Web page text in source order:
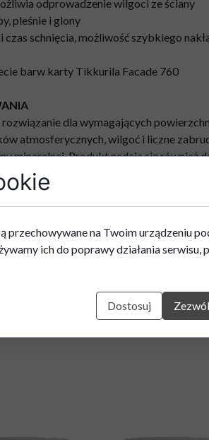
odprowadzenie wilgoci ze ściany
pleśnie i glony
czas schnięcia, możliwość szybkiego
barw karty Tikkurila Facade 760
dla wymagających
atmosferycznych, wilgoć i liczne
mineralnej. Produkt nadaje się
pobyt ludzi (np. garaże, piwnice,
odporną na wodę powłokę, która
na zabrudzenia – powłoka emulsji
w zależności od chłonności i
w celu określenia wydajności dla danego
przechowywane na Twoim urządzeniu
ich do poprawy działania serwisu,
Dostosuj